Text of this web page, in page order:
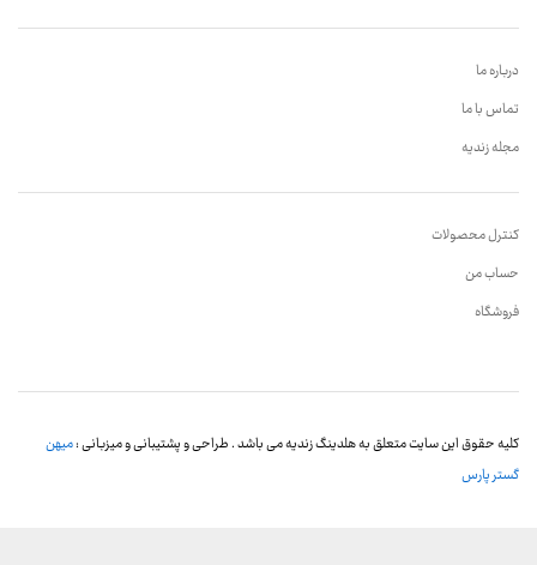
درباره ما
تماس با ما
مجله زندیه
کنترل محصولات
حساب من
فروشگاه
کلیه حقوق این سایت متعلق به هلدینگ زندیه می باشد . طراحی و پشتیبانی و میزبانی :میهن
گستر پارس